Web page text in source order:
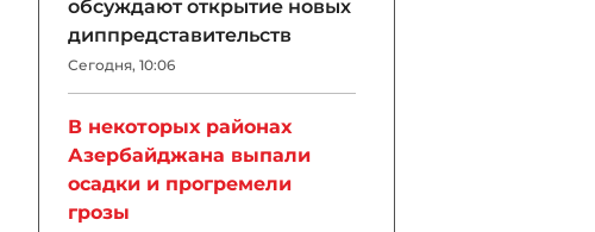
обсуждают открытие новых
диппредставительств
Сегодня, 10:06
В некоторых районах
Азербайджана выпали
осадки и прогремели
грозы